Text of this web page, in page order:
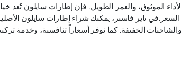
الموثوق، والعمر الطويل، فإن إطارات سايلون تُعد
السعر.في تاير فاستر، يمكنك شراء إطارات سايلون
الخفيفة. كما نوفر أسعاراً تنافسية،